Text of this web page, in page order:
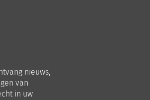
nieuws,
van
in uw